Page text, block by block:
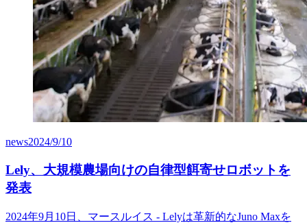
news2024/9/10
Lely、大規模農場向けの自律型餌寄せロボットを
発表
2024年9月10日、マースルイス - Lelyは革新的なJuno Maxを